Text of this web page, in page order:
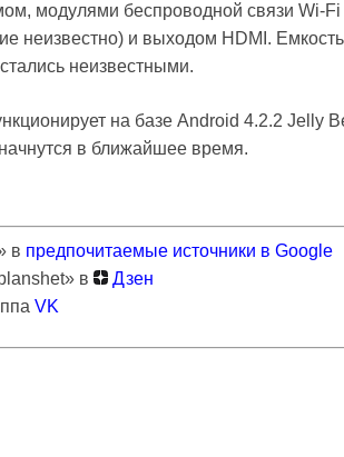
модулями беспроводной связи Wi-
неизвестно) и выходом HDMI.
неизвестными.
на базе Android 4.2.2 Jelly
в ближайшее время.
в предпочитаемые источники в Google
в
Дзен
VK